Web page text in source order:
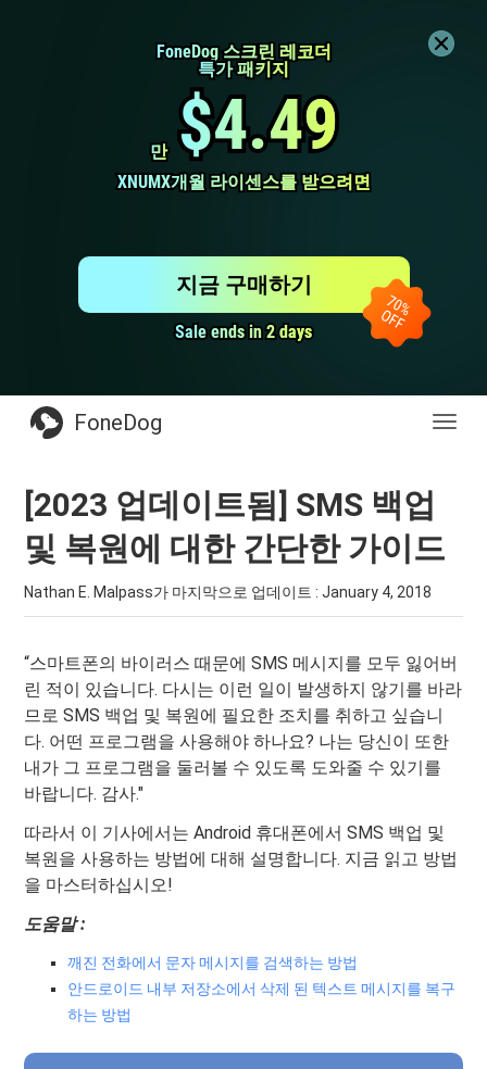
FoneDog 스크린 레코더
FoneDog 스크린 레코더
특가 패키지
특가 패키지
만
만 $4.49
$4.49
XNUMX개월 라이센스를 받으려면
XNUMX개월 라이센스를 받으려면
Sale ends in 2 days
Sale ends in 2 days
지금 구매하기
전
FoneDog
[2023 업데이트됨] SMS 백업
및 복원에 대한 간단한 가이드
Nathan E. Malpass가 마지막으로 업데이트 :January 4, 2018
“스마트폰의 바이러스 때문에 SMS 메시지를 모두 잃어버
린 적이 있습니다. 다시는 이런 일이 발생하지 않기를 바라
므로 SMS 백업 및 복원에 필요한 조치를 취하고 싶습니
다. 어떤 프로그램을 사용해야 하나요? 나는 당신이 또한
내가 그 프로그램을 둘러볼 수 있도록 도와줄 수 있기를
바랍니다. 감사."
따라서 이 기사에서는 Android 휴대폰에서 SMS 백업 및
복원을 사용하는 방법에 대해 설명합니다. 지금 읽고 방법
을 마스터하십시오!
도움말 :
깨진 전화에서 문자 메시지를 검색하는 방법
안드로이드 내부 저장소에서 삭제 된 텍스트 메시지를 복구
하는 방법